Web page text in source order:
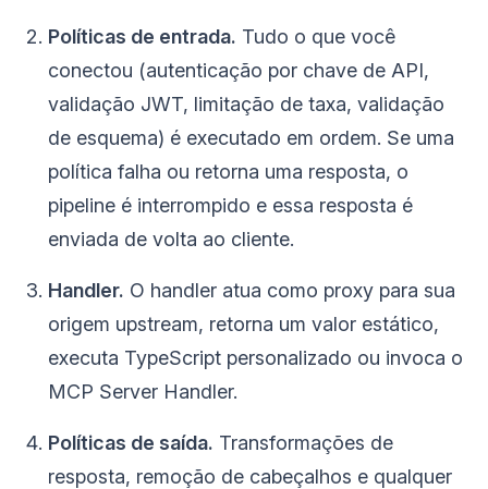
Políticas de entrada. Tudo o que você
conectou (autenticação por chave de API,
validação JWT, limitação de taxa, validação
de esquema) é executado em ordem. Se uma
política falha ou retorna uma resposta, o
pipeline é interrompido e essa resposta é
enviada de volta ao cliente.
Handler. O handler atua como proxy para sua
origem upstream, retorna um valor estático,
executa TypeScript personalizado ou invoca o
MCP Server Handler.
Políticas de saída. Transformações de
resposta, remoção de cabeçalhos e qualquer